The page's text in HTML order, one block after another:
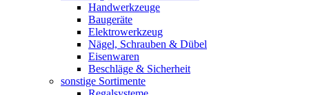
Handwerkzeuge
Baugeräte
Elektrowerkzeug
Nägel, Schrauben & Dübel
Eisenwaren
Beschläge & Sicherheit
sonstige Sortimente